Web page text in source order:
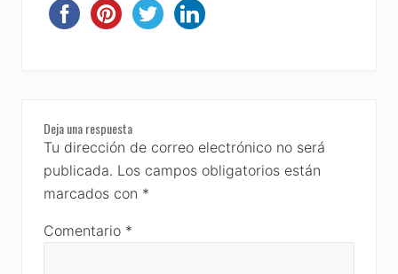
Reader
Interactions
Deja una respuesta
Tu dirección de correo electrónico no será
publicada. Los campos obligatorios están
marcados con *
Comentario *